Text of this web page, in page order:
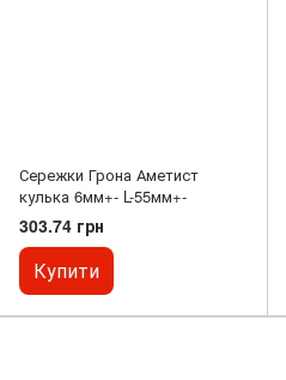
Сережки Грона Аметист
кулька 6мм+- L-55мм+-
303.74 грн
Купити